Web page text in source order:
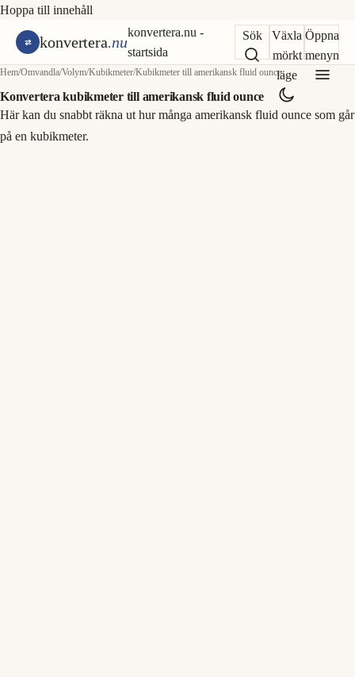
Hoppa till innehåll
konvertera.nu
konvertera.nu -
startsida
Sök
Växla
mörkt
läge
Öppna
menyn
Hem/Omvandla/Volym/Kubikmeter/Kubikmeter till amerikansk fluid ounce
Konvertera kubikmeter till amerikansk fluid ounce
Här kan du snabbt räkna ut hur många amerikansk fluid ounce som går
på en kubikmeter.